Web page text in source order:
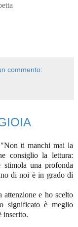
commento:
ti manchi mai la
consiglio la lettura:
una profonda
di noi è in grado di
attenzione e ho scelto
significato è meglio
inserito.